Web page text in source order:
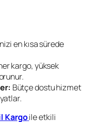
en kısa sürede
kargo, yüksek
Bütçe dostu hizmet
Kargoile etkili